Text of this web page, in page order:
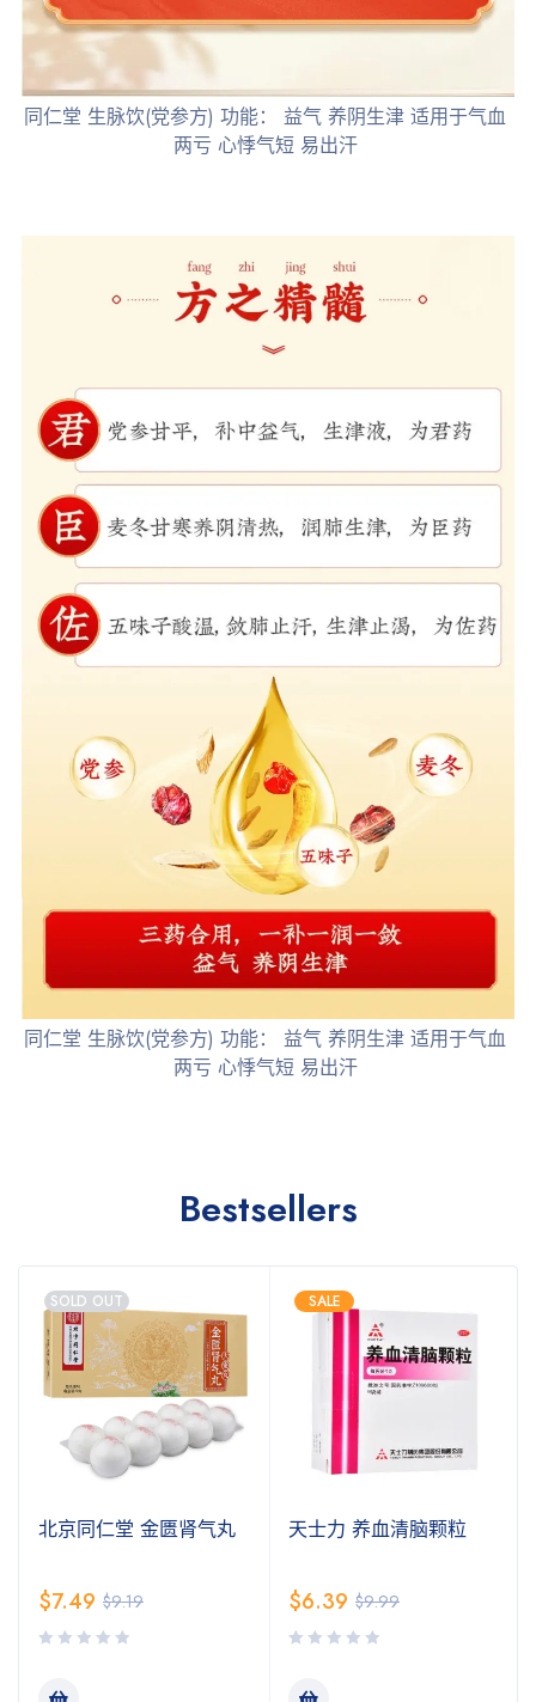
同仁堂 生脉饮(党参方) 功能： 益气 养阴生津 适用于气血
两亏 心悸气短 易出汗
同仁堂 生脉饮(党参方) 功能： 益气 养阴生津 适用于气血
两亏 心悸气短 易出汗
Bestsellers
SOLD OUT
北京同仁堂 金匮肾气丸
$9.19
$7.49
SALE
天士力 养血清脑颗粒
$9.99
$6.39